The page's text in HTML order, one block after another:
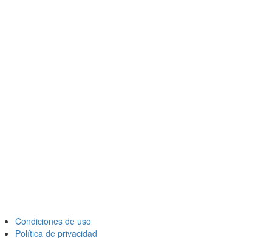
Condiciones de uso
Política de privacidad